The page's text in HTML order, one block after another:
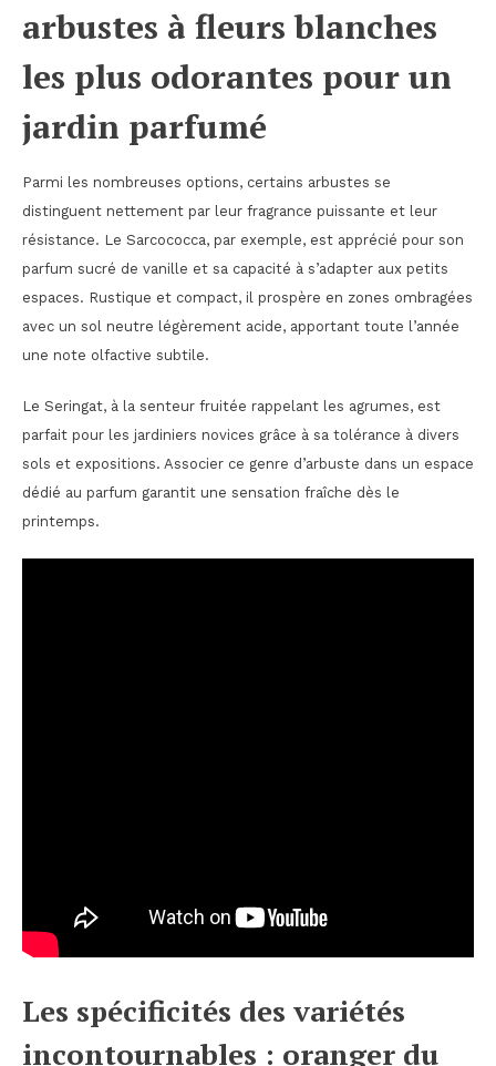
arbustes à fleurs blanches
les plus odorantes pour un
jardin parfumé
Parmi les nombreuses options, certains arbustes se
distinguent nettement par leur fragrance puissante et leur
résistance. Le Sarcococca, par exemple, est apprécié pour son
parfum sucré de vanille et sa capacité à s’adapter aux petits
espaces. Rustique et compact, il prospère en zones ombragées
avec un sol neutre légèrement acide, apportant toute l’année
une note olfactive subtile.
Le Seringat, à la senteur fruitée rappelant les agrumes, est
parfait pour les jardiniers novices grâce à sa tolérance à divers
sols et expositions. Associer ce genre d’arbuste dans un espace
dédié au parfum garantit une sensation fraîche dès le
printemps.
Les spécificités des variétés
incontournables : oranger du